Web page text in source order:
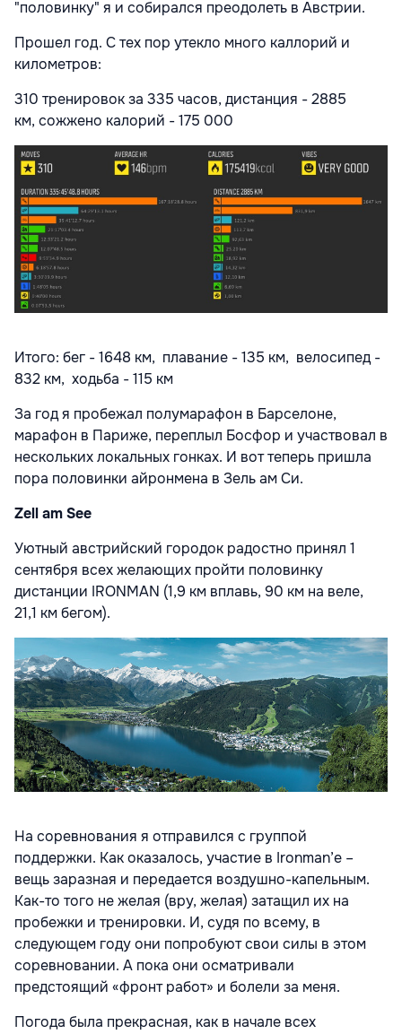
"половинку" я и собирался преодолеть в Австрии.
Прошел год. С тех пор утекло много каллорий и
километров:
310 тренировок за 335 часов, дистанция - 2885
км, сожжено калорий - 175 000
Итого: бег - 1648 км, плавание - 135 км, велосипед -
832 км, ходьба - 115 км
За год я пробежал полумарафон в Барселоне,
марафон в Париже, переплыл Босфор и участвовал в
нескольких локальных гонках. И вот теперь пришла
пора половинки айронмена в Зель ам Си.
Zell am See
Уютный австрийский городок радостно принял 1
сентября всех желающих пройти половинку
дистанции IRONMAN (1,9 км вплавь, 90 км на веле,
21,1 км бегом).
На соревнования я отправился с группой
поддержки. Как оказалось, участие в Ironman’е –
вещь заразная и передается воздушно-капельным.
Как-то того не желая (вру, желая) затащил их на
пробежки и тренировки. И, судя по всему, в
следующем году они попробуют свои силы в этом
соревновании. А пока они осматривали
предстоящий «фронт работ» и болели за меня.
Погода была прекрасная, как в начале всех